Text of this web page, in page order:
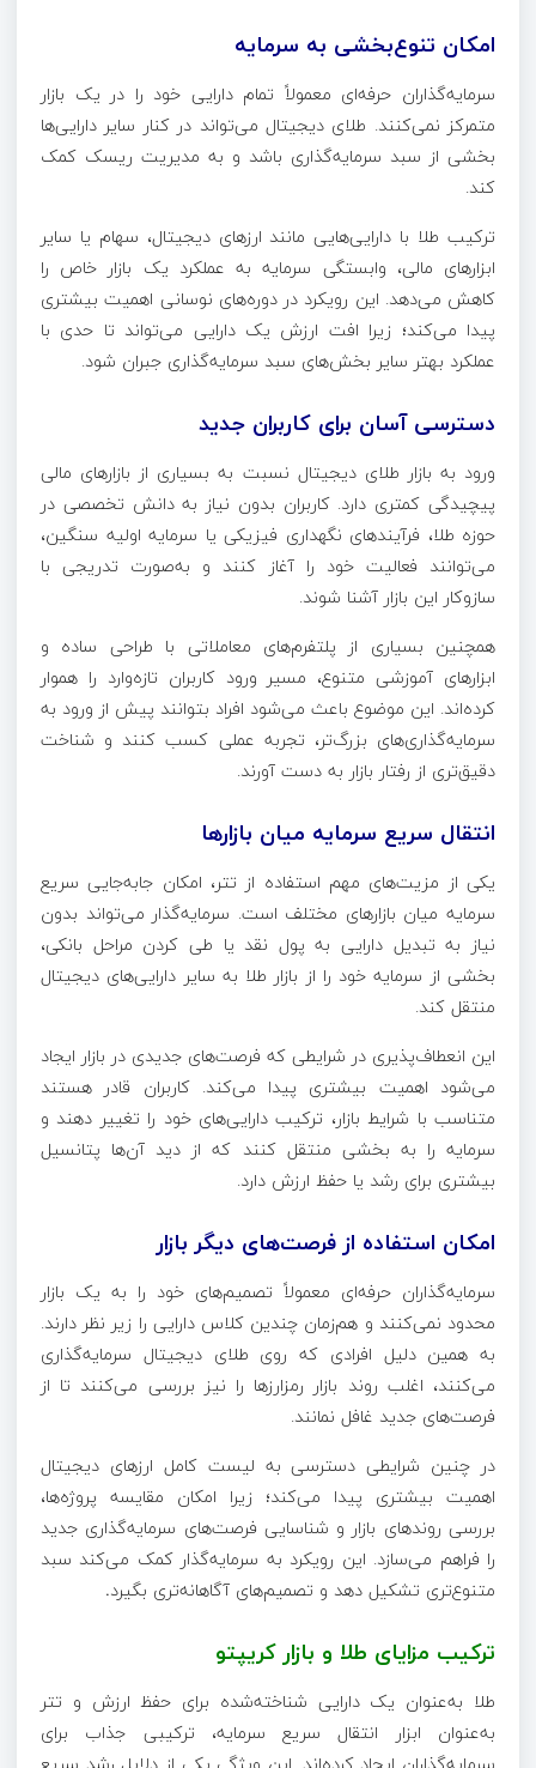
امکان تنوع‌بخشی به سرمایه
سرمایه‌گذاران حرفه‌ای معمولاً تمام دارایی خود را در یک بازار
متمرکز نمی‌کنند. طلای دیجیتال می‌تواند در کنار سایر دارایی‌ها
بخشی از سبد سرمایه‌گذاری باشد و به مدیریت ریسک کمک
کند.
ترکیب طلا با دارایی‌هایی مانند ارزهای دیجیتال، سهام یا سایر
ابزارهای مالی، وابستگی سرمایه به عملکرد یک بازار خاص را
کاهش می‌دهد. این رویکرد در دوره‌های نوسانی اهمیت بیشتری
پیدا می‌کند؛ زیرا افت ارزش یک دارایی می‌تواند تا حدی با
عملکرد بهتر سایر بخش‌های سبد سرمایه‌گذاری جبران شود.
دسترسی آسان برای کاربران جدید
ورود به بازار طلای دیجیتال نسبت به بسیاری از بازارهای مالی
پیچیدگی کمتری دارد. کاربران بدون نیاز به دانش تخصصی در
حوزه طلا، فرآیندهای نگهداری فیزیکی یا سرمایه اولیه سنگین،
می‌توانند فعالیت خود را آغاز کنند و به‌صورت تدریجی با
سازوکار این بازار آشنا شوند.
همچنین بسیاری از پلتفرم‌های معاملاتی با طراحی ساده و
ابزارهای آموزشی متنوع، مسیر ورود کاربران تازه‌وارد را هموار
کرده‌اند. این موضوع باعث می‌شود افراد بتوانند پیش از ورود به
سرمایه‌گذاری‌های بزرگ‌تر، تجربه عملی کسب کنند و شناخت
دقیق‌تری از رفتار بازار به دست آورند.
انتقال سریع سرمایه میان بازارها
یکی از مزیت‌های مهم استفاده از تتر، امکان جابه‌جایی سریع
سرمایه میان بازارهای مختلف است. سرمایه‌گذار می‌تواند بدون
نیاز به تبدیل دارایی به پول نقد یا طی کردن مراحل بانکی،
بخشی از سرمایه خود را از بازار طلا به سایر دارایی‌های دیجیتال
منتقل کند.
این انعطاف‌پذیری در شرایطی که فرصت‌های جدیدی در بازار ایجاد
می‌شود اهمیت بیشتری پیدا می‌کند. کاربران قادر هستند
متناسب با شرایط بازار، ترکیب دارایی‌های خود را تغییر دهند و
سرمایه را به بخشی منتقل کنند که از دید آن‌ها پتانسیل
بیشتری برای رشد یا حفظ ارزش دارد.
امکان استفاده از فرصت‌های دیگر بازار
سرمایه‌گذاران حرفه‌ای معمولاً تصمیم‌های خود را به یک بازار
محدود نمی‌کنند و هم‌زمان چندین کلاس دارایی را زیر نظر دارند.
به همین دلیل افرادی که روی طلای دیجیتال سرمایه‌گذاری
می‌کنند، اغلب روند بازار رمزارزها را نیز بررسی می‌کنند تا از
فرصت‌های جدید غافل نمانند.
در چنین شرایطی دسترسی به لیست کامل ارزهای دیجیتال
اهمیت بیشتری پیدا می‌کند؛ زیرا امکان مقایسه پروژه‌ها،
بررسی روندهای بازار و شناسایی فرصت‌های سرمایه‌گذاری جدید
را فراهم می‌سازد. این رویکرد به سرمایه‌گذار کمک می‌کند سبد
متنوع‌تری تشکیل دهد و تصمیم‌های آگاهانه‌تری بگیرد.
ترکیب مزایای طلا و بازار کریپتو
طلا به‌عنوان یک دارایی شناخته‌شده برای حفظ ارزش و تتر
به‌عنوان ابزار انتقال سریع سرمایه، ترکیبی جذاب برای